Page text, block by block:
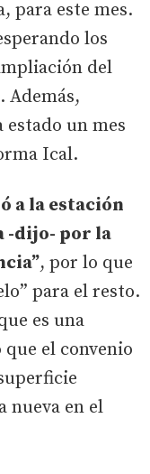
para este mes.
los
del
un mes
Ical.
a la estación
-dijo- por la
, por lo que
para el resto.
es una
que el convenio
nueva en el